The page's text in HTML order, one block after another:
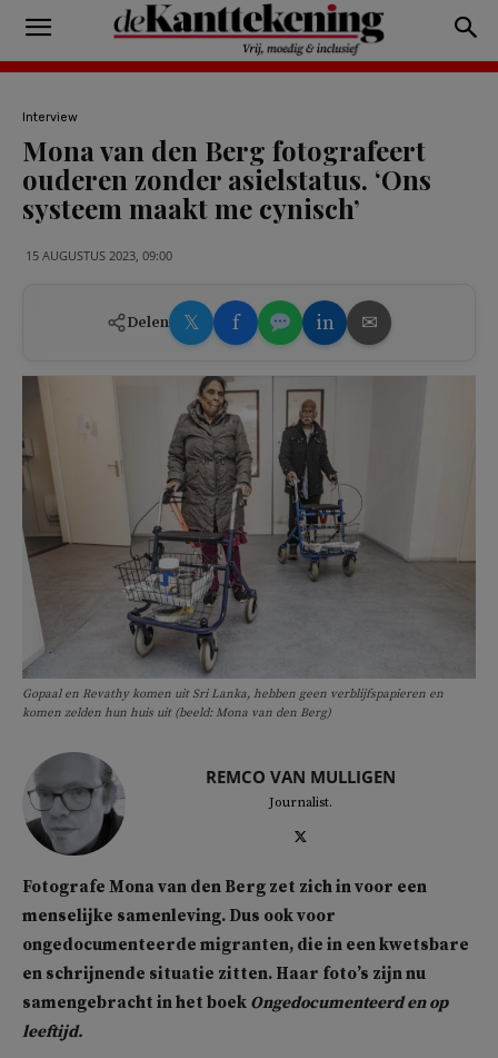
Interview
Mona van den Berg fotografeert
ouderen zonder asielstatus. ‘Ons
systeem maakt me cynisch’
15 AUGUSTUS 2023, 09:00
Delen 𝕏 f in ✉
Gopaal en Revathy komen uit Sri Lanka, hebben geen verblijfspapieren en
komen zelden hun huis uit (beeld: Mona van den Berg)
REMCO VAN MULLIGEN
Journalist.
Fotografe Mona van den Berg zet zich in voor een
menselijke samenleving. Dus ook voor
ongedocumenteerde migranten, die in een kwetsbare
en schrijnende situatie zitten. Haar foto’s zijn nu
samengebracht in het boek Ongedocumenteerd en op
leeftijd.